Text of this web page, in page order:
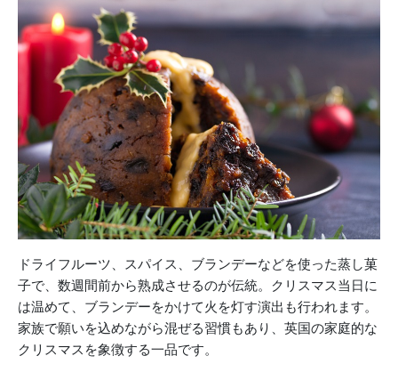
ドライフルーツ、スパイス、ブランデーなどを使った蒸し菓
子で、数週間前から熟成させるのが伝統。クリスマス当日に
は温めて、ブランデーをかけて火を灯す演出も行われます。
家族で願いを込めながら混ぜる習慣もあり、英国の家庭的な
クリスマスを象徴する一品です。